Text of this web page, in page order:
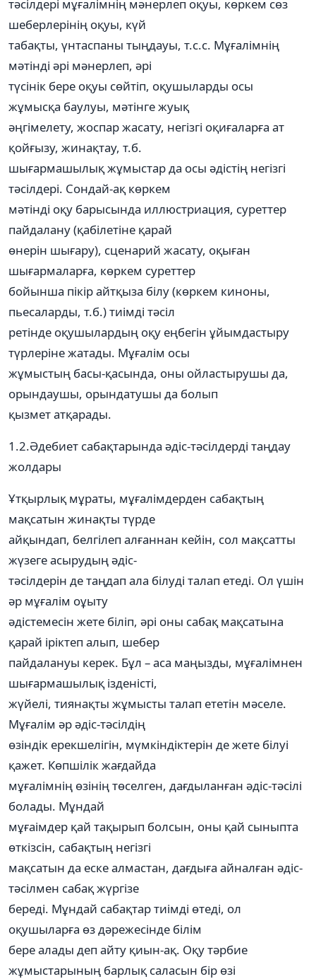
тәсілдері мұғалімнің мәнерлеп оқуы, көркем сөз
шеберлерінің оқуы, күй
табақты, үнтаспаны тыңдауы, т.с.с. Мұғалімнің
мәтінді әрі мәнерлеп, әрі
түсінік бере оқуы сөйтіп, оқушыларды осы
жұмысқа баулуы, мәтінге жуық
әңгімелету, жоспар жасату, негізгі оқиғаларға ат
қойғызу, жинақтау, т.б.
шығармашылық жұмыстар да осы әдістің негізгі
тәсілдері. Сондай-ақ көркем
мәтінді оқу барысында иллюстриация, суреттер
пайдалану (қабілетіне қарай
өнерін шығару), сценарий жасату, оқыған
шығармаларға, көркем суреттер
бойынша пікір айтқыза білу (көркем киноны,
пьесаларды, т.б.) тиімді тәсіл
ретінде оқушылардың оқу еңбегін ұйымдастыру
түрлеріне жатады. Мұғалім осы
жұмыстың басы-қасында, оны ойластырушы да,
орындаушы, орындатушы да болып
қызмет атқарады.
1.2.Әдебиет сабақтарында әдіс-тәсілдерді таңдау
жолдары
Ұтқырлық мұраты, мұғалімдерден сабақтың
мақсатын жинақты түрде
айқындап, белгілеп алғаннан кейін, сол мақсатты
жүзеге асырудың әдіс-
тәсілдерін де таңдап ала білуді талап етеді. Ол үшін
әр мұғалім оұыту
әдістемесін жете біліп, әрі оны сабақ мақсатына
қарай іріктеп алып, шебер
пайдалануы керек. Бұл – аса маңызды, мұғалімнен
шығармашылық ізденісті,
жүйелі, тиянақты жұмысты талап ететін мәселе.
Мұғалім әр әдіс-тәсілдің
өзіндік ерекшелігін, мүмкіндіктерін де жете білуі
қажет. Көпшілік жағдайда
мұғалімнің өзінің төселген, дағдыланған әдіс-тәсілі
болады. Мұндай
мұғаімдер қай тақырып болсын, оны қай сыныпта
өткізсін, сабақтың негізгі
мақсатын да еске алмастан, дағдыға айналған әдіс-
тәсілмен сабақ жүргізе
береді. Мұндай сабақтар тиімді өтеді, ол
оқушыларға өз дәрежесінде білім
бере алады деп айту қиын-ақ. Оқу тәрбие
жұмыстарының барлық саласын бір өзі